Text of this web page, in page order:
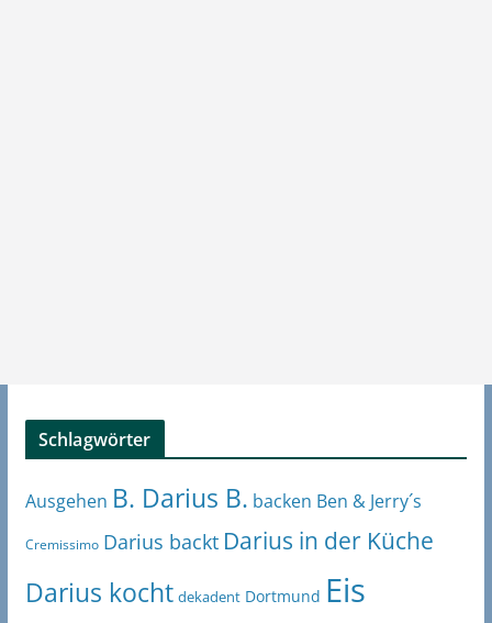
Schlagwörter
Ausgehen B. Darius B. backen Ben & Jerry´s
Cremissimo Darius backt Darius in der Küche
Darius kocht dekadent Dortmund Eis